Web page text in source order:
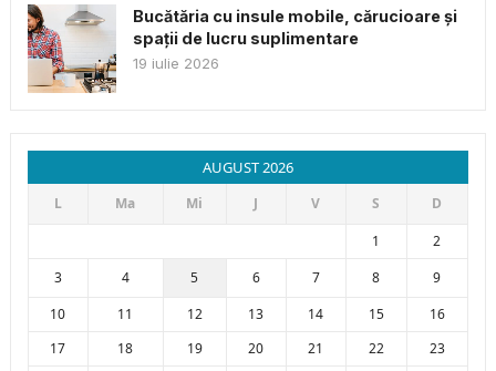
Bucătăria cu insule mobile, cărucioare și
spații de lucru suplimentare
19 iulie 2026
AUGUST 2026
L Ma Mi J V S
D
1
2
3
4 5 6 7 8
9
10
11 12 13 14 15
16
17
18 19 20 21 22
23